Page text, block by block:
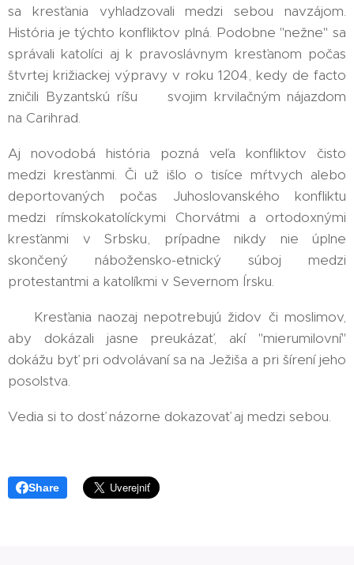
sa kresťania vyhladzovali medzi sebou navzájom.
História je týchto konfliktov plná. Podobne "nežne" sa
správali katolíci aj k pravoslávnym kresťanom počas
štvrtej križiackej výpravy v roku 1204, kedy de facto
zničili Byzantskú ríšu ⚔️ svojim krvilačným nájazdom
na Carihrad.
Aj novodobá história pozná veľa konfliktov čisto
medzi kresťanmi. Či už išlo o tisíce mŕtvych alebo
deportovaných počas Juhoslovanského konfliktu
medzi rímskokatolíckymi Chorvátmi a ortodoxnými
kresťanmi v Srbsku, prípadne nikdy nie úplne
skončený nábožensko-etnický súboj medzi
protestantmi a katolíkmi v Severnom Írsku.
⚠️ Kresťania naozaj nepotrebujú židov či moslimov,
aby dokázali jasne preukázať, akí "mierumilovní"
dokážu byť pri odvolávaní sa na Ježiša a pri šírení jeho
posolstva.
Vedia si to dosť názorne dokazovať aj medzi sebou.
Share